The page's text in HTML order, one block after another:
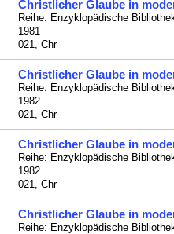
Christlicher Glaube in
Reihe: Enzyklopädische
1981
021, Chr
Christlicher Glaube in
Reihe: Enzyklopädische
1982
021, Chr
Christlicher Glaube in
Reihe: Enzyklopädische
1982
021, Chr
Christlicher Glaube in
Reihe: Enzyklopädische